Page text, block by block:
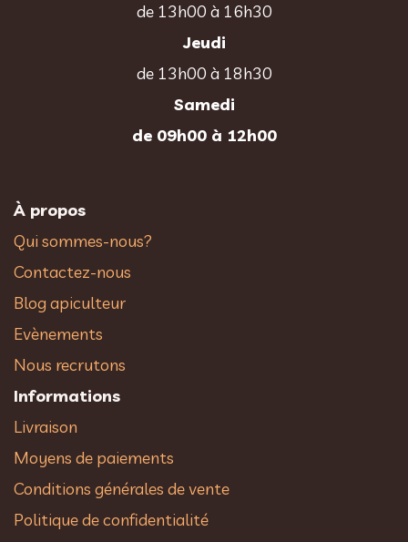
de 13h00 à 16h30
Jeudi
de 13h00 à 18h30
Samedi
de 09h00 à 12h00
À propos
Qui sommes-nous?
Contactez-nous
Blog apiculteur
Evènements
Nous recrutons
Informations
Livraison
Moyens de paiements
Conditions générales de vente
Politique de confidentialité